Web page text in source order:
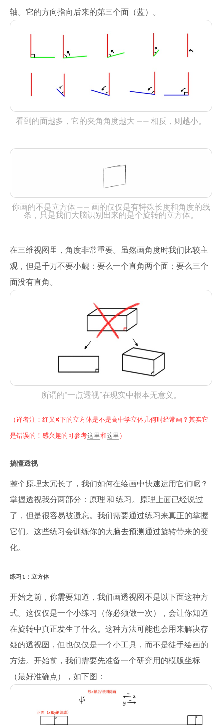
轴。它的方向指向后来的第三个面（蓝）。
看到的面越多，它的夹角角度越大 —— 相反，则越小。
你画的不是立方体 —— 画的仅仅是有特殊长度和角度的线
条，只是我们大脑识别出来的是个旋转的立方体。
在三维视图里，角度非常重要。虽然画角度时我们比较主
观，但是千万不要小觑：要么一个直角两个面；要么三个
面没有直角。
所谓的“一点透视”在现实中根本无意义。
（译者注：红叉❌下的立方体是不是高中学立体几何时经常画？其实它
是错误的！感兴趣的可参考这里和这里 ）
搞懂透视
整个原理太冗长了，我们如何在绘画中快速运用它们呢？
掌握透视我分两部分：原理 和 练习。原理上面已经说过
了，但是很容易被遗忘。我们需要通过练习来真正的掌握
它们。这些练习会训练你的大脑去预测通过旋转带来的变
化。
练习1：立方体
开始之前，你需要知道，我们画透视图不是以下面这种方
式。这仅仅是一个小练习（你必须做一次），会让你知道
在旋转中真正发生了什么。这种方法可能也会用来解决存
疑的透视图，但也仅仅是一个小工具，而不是徒手绘画的
方法。开始前，我们需要先准备一个研究用的模版坐标
（最好准确点），如下图：